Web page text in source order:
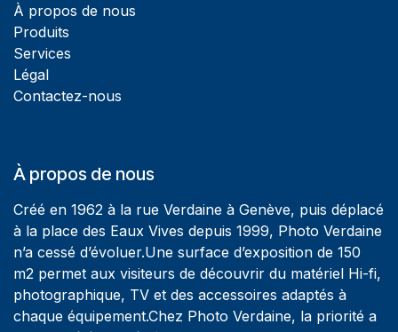
À propos de nous
Produits
Services
Légal
Contactez-nous
À propos de nous
Créé en 1962 à la rue Verdaine à Genève, puis déplacé
à la place des Eaux Vives depuis 1999, Photo Verdaine
n’a cessé d’évoluer.Une surface d’exposition de 150
m2 permet aux visiteurs de découvrir du matériel Hi-fi,
photographique, TV et des accessoires adaptés à
chaque équipement.Chez Photo Verdaine, la priorité a